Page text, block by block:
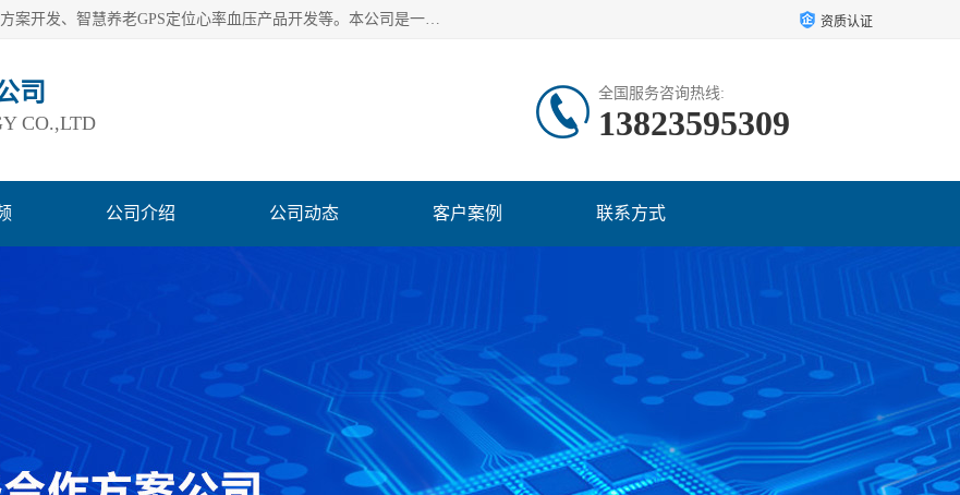
深圳市巨欣通讯技术有限公司是应用领域有：智能硬件Lora产品方案开发、智慧养老GPS定位心率血压产品开发等。本公司是一家民营高新技术企业、行业成员之一的智能硬件方案提供商，公司致力于为智能物联领域提供硬件解决方案。公司可满足不同类型客户采购需要，巨欣通讯切身体会客户对服务及时性的要求，建立了完善的售后服务系统，运用先进的互联网工具为客户提供及时、周到的服务！ 资质认证
司
CO.,LTD
全国服务咨询热线:
13823595309
公司介绍 公司动态 客户案例 联系方式